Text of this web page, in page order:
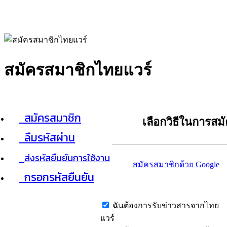
สมัครสมาชิกไทยแวร์
สมัครสมาชิก
ลืมรหัสผ่าน
ส่งรหัสยืนยันการใช้งาน
กรอกรหัสยืนยัน
เลือกวิธีในการส
สมัครสมาชิกด้วย Google
ฉันต้องการรับข่าวสารจากไทย
แวร์